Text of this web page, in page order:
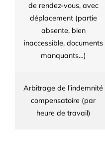
de rendez-vous, avec
déplacement (partie
absente, bien
inaccessible, documents
manquants…)
Arbitrage de l’indemnité
compensatoire (par
heure de travail)